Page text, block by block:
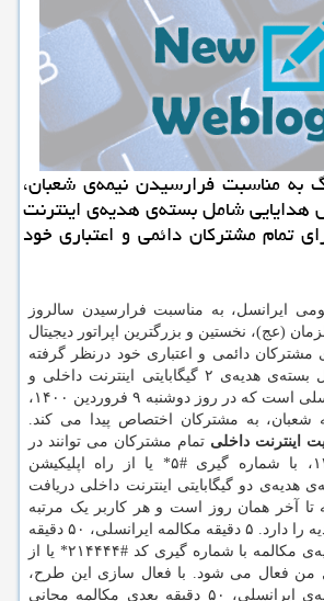
به مناسبت فرارسیدن نیمه‌ی شعبان،
هدایایی شامل بسته‌ی هدیه‌ی اینترنت
تمام مشترکان دائمی و اعتباری خود
ایرانسل، به مناسبت فرارسیدن سالروز
(عج)، نخستین و بزرگترین اپراتور دیجیتال
مشترکان دائمی و اعتباری خود درنظر گرفته
است. این هدایا شامل بسته‌ی هدیه‌ی ۲ گیگابایتی اینترنت داخلی و
مکالمه‌ی مجانی ایرانسلی است که در روز دوشنبه ۹ فروردین ۱۴۰۰،
به مشترکان اختصاص پیدا می کند.
تمام مشترکان می توانند در
روز ۹ فروردین ۱۴۰۰، با شماره گیری #۵* یا از راه اپلیکیشن
هدیه‌ی دو گیگابایتی اینترنت داخلی دریافت
تا آخر همان روز است و هر کاربر یک مرتبه
فرصت دریافت این هدیه را دارد. ۵ دقیقه مکالمه ایرانسلی، ۵۰ دقیقه
بعدی مجانی طرح هدیه‌ی مکالمه با شماره گیری کد #۲۱۴۴۴۴* یا از
من فعال می شود. با فعال سازی این طرح،
بعد از ۵ دقیقه مکالمه‌ی ایرانسلی، ۵۰ دقیقه بعدی مکالمه مجانی